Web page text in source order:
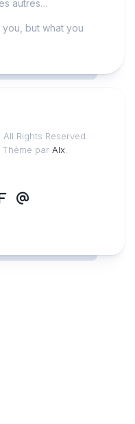
autres…
you, but what you
Rights Reserved.
. Thème par Alx